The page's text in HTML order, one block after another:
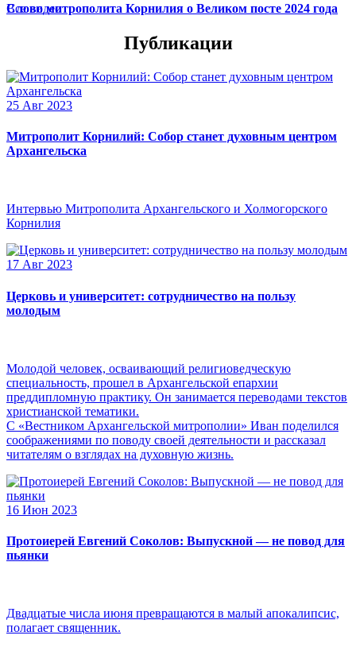
Слово митрополита Корнилия о Великом посте 2024 года
Все видео
Публикации
25 Авг 2023
Митрополит Корнилий: Собор станет духовным центром
Архангельска
Интервью Митрополита Архангельского и Холмогорского
Корнилия
17 Авг 2023
Церковь и университет: сотрудничество на пользу
молодым
Молодой человек, осваивающий религиоведческую
специальность, прошел в Архангельской епархии
преддипломную практику. Он занимается переводами текстов
христианской тематики.
С «Вестником Архангельской митрополии» Иван поделился
соображениями по поводу своей деятельности и рассказал
читателям о взглядах на духовную жизнь.
16 Июн 2023
Протоиерей Евгений Соколов: Выпускной — не повод для
пьянки
Двадцатые числа июня превращаются в малый апокалипсис,
полагает священник.